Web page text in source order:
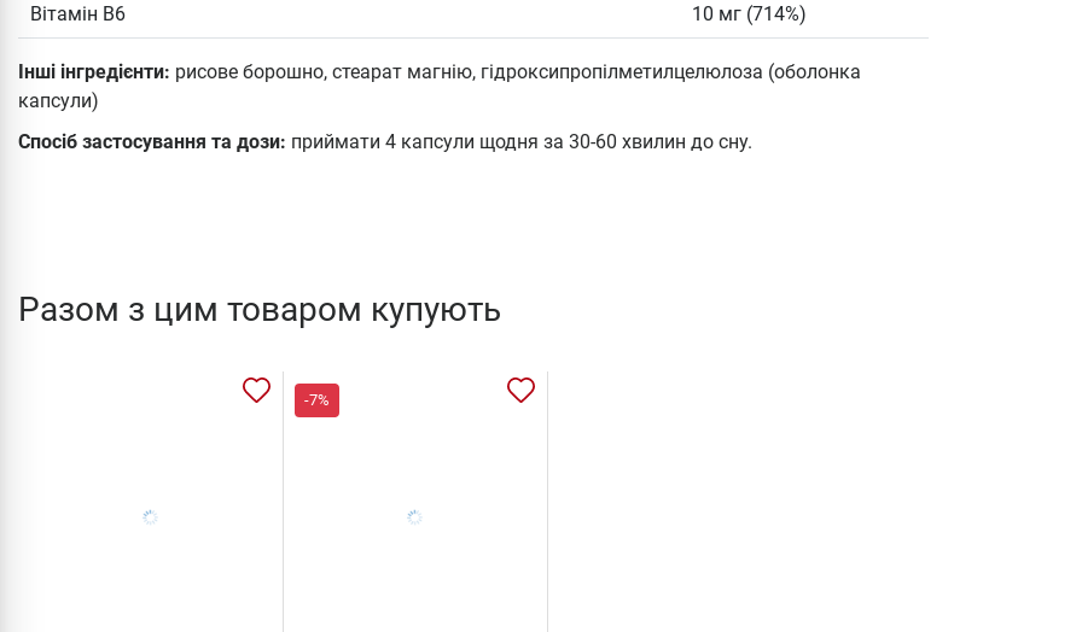
Вітамін B6 10 мг (714%)
Інші інгредієнти: рисове борошно, стеарат магнію, гідроксипропілметилцелюлоза (оболонка
капсули)
Спосіб застосування та дози: приймати 4 капсули щодня за 30-60 хвилин до сну.
Разом з цим товаром купують
-7%